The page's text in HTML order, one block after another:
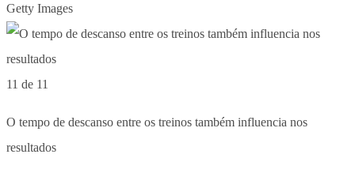
Getty Images
11 de 11
O tempo de descanso entre os treinos também influencia nos
resultados